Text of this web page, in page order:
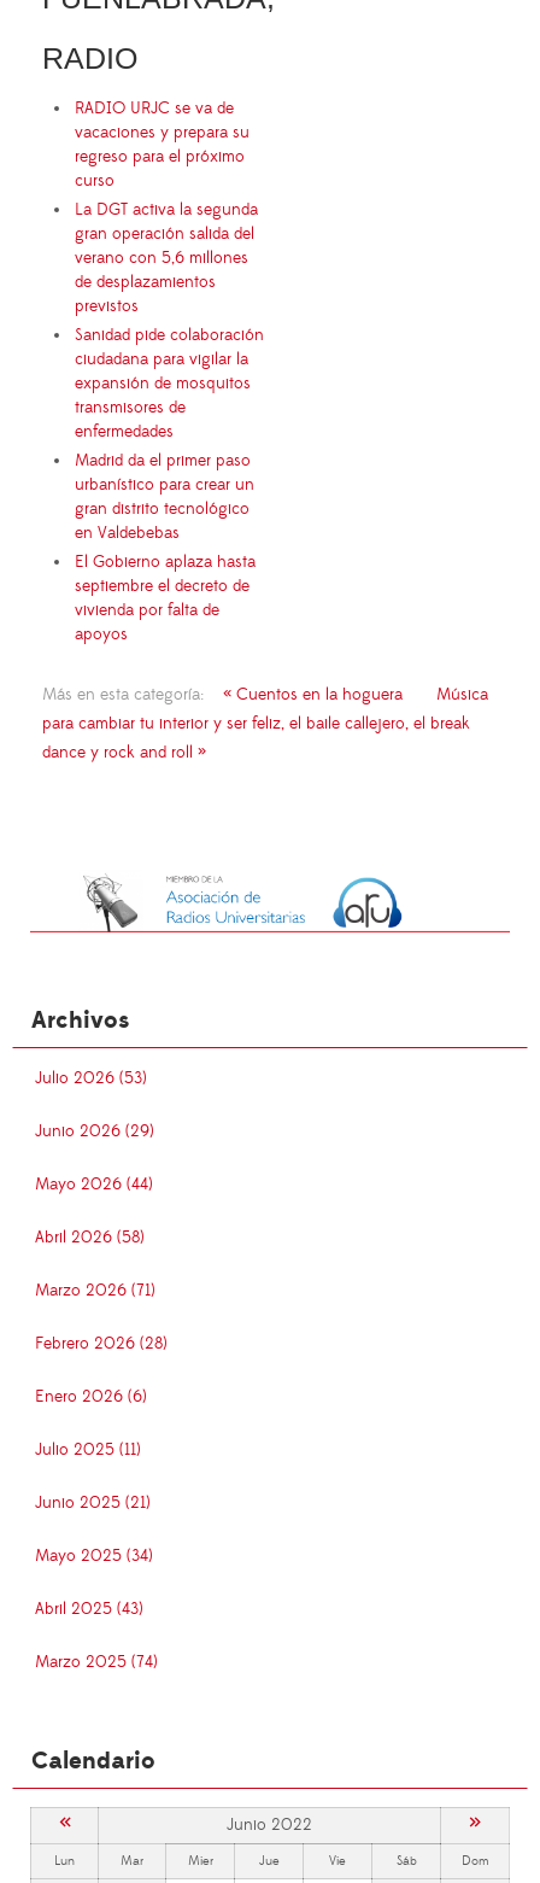
RADIO
RADIO URJC se va de
vacaciones y prepara su
regreso para el próximo
curso
La DGT activa la segunda
gran operación salida del
verano con 5,6 millones
de desplazamientos
previstos
Sanidad pide colaboración
ciudadana para vigilar la
expansión de mosquitos
transmisores de
enfermedades
Madrid da el primer paso
urbanístico para crear un
gran distrito tecnológico
en Valdebebas
El Gobierno aplaza hasta
septiembre el decreto de
vivienda por falta de
apoyos
Más en esta categoría: « Cuentos en la hoguera
Música
para cambiar tu interior y ser feliz, el baile callejero, el break
dance y rock and roll »
Archivos
Julio 2026 (53)
Junio 2026 (29)
Mayo 2026 (44)
Abril 2026 (58)
Marzo 2026 (71)
Febrero 2026 (28)
Enero 2026 (6)
Julio 2025 (11)
Junio 2025 (21)
Mayo 2025 (34)
Abril 2025 (43)
Marzo 2025 (74)
Calendario
« Junio 2022 »
Lun Mar Mier Jue Vie Sáb Dom